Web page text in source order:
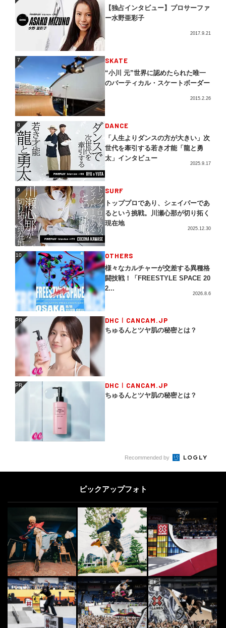
【独占インタビュー】プロサーファ
ー水野亜彩子
2017.9.21
7 SKATE
“小川 元”世界に認めたられた唯一
のバーティカル・スケートボーダー
2015.2.26
8 DANCE
「人生よりダンスの方が大きい」次
世代を牽引する若き才能「龍と勇
太」インタビュー
2025.9.17
9 SURF
トッププロであり、シェイパーであ
るという挑戦。川瀬心那が切り拓く
現在地
2025.12.30
10 OTHERS
様々なカルチャーが交差する異種格
闘技戦！「FREESTYLE SPACE 20
2...
2026.8.6
PR DHC｜CANCAM.JP
ちゅるんとツヤ肌の秘密とは？
PR DHC｜CANCAM.JP
ちゅるんとツヤ肌の秘密とは？
Recommended by
ピックアップフォト